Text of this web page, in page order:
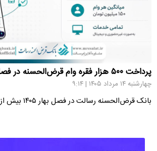
پرداخت ۵۰۰ هزار فقره وام قرض‌الحسنه در فصل بهار
چهارشنبه ۱۴ مرداد ۱۴۰۵ | ۹:۱۴
بانک قرض‌الحسنه رسالت در فصل بهار ۱۴۰۵ بیش از ۵۰۰ هزار فقره وا…